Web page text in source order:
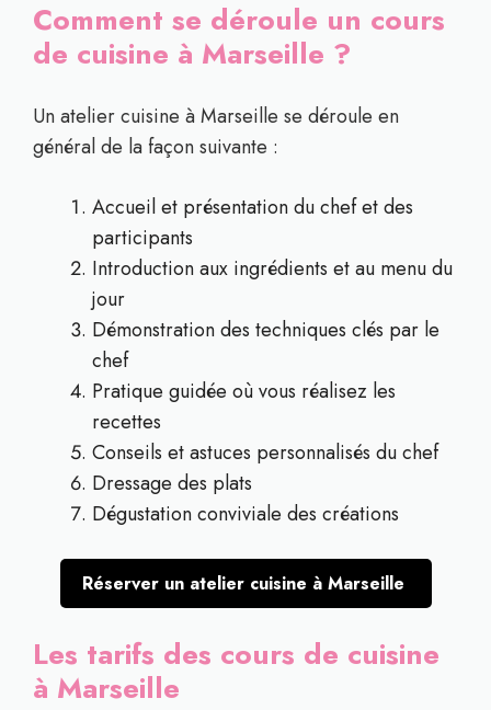
Comment se déroule un cours
de cuisine à Marseille ?
Un atelier cuisine à Marseille se déroule en
général de la façon suivante :
Accueil et présentation du chef et des
participants
Introduction aux ingrédients et au menu du
jour
Démonstration des techniques clés par le
chef
Pratique guidée où vous réalisez les
recettes
Conseils et astuces personnalisés du chef
Dressage des plats
Dégustation conviviale des créations
Réserver un atelier cuisine à Marseille
Les tarifs des cours de cuisine
à Marseille